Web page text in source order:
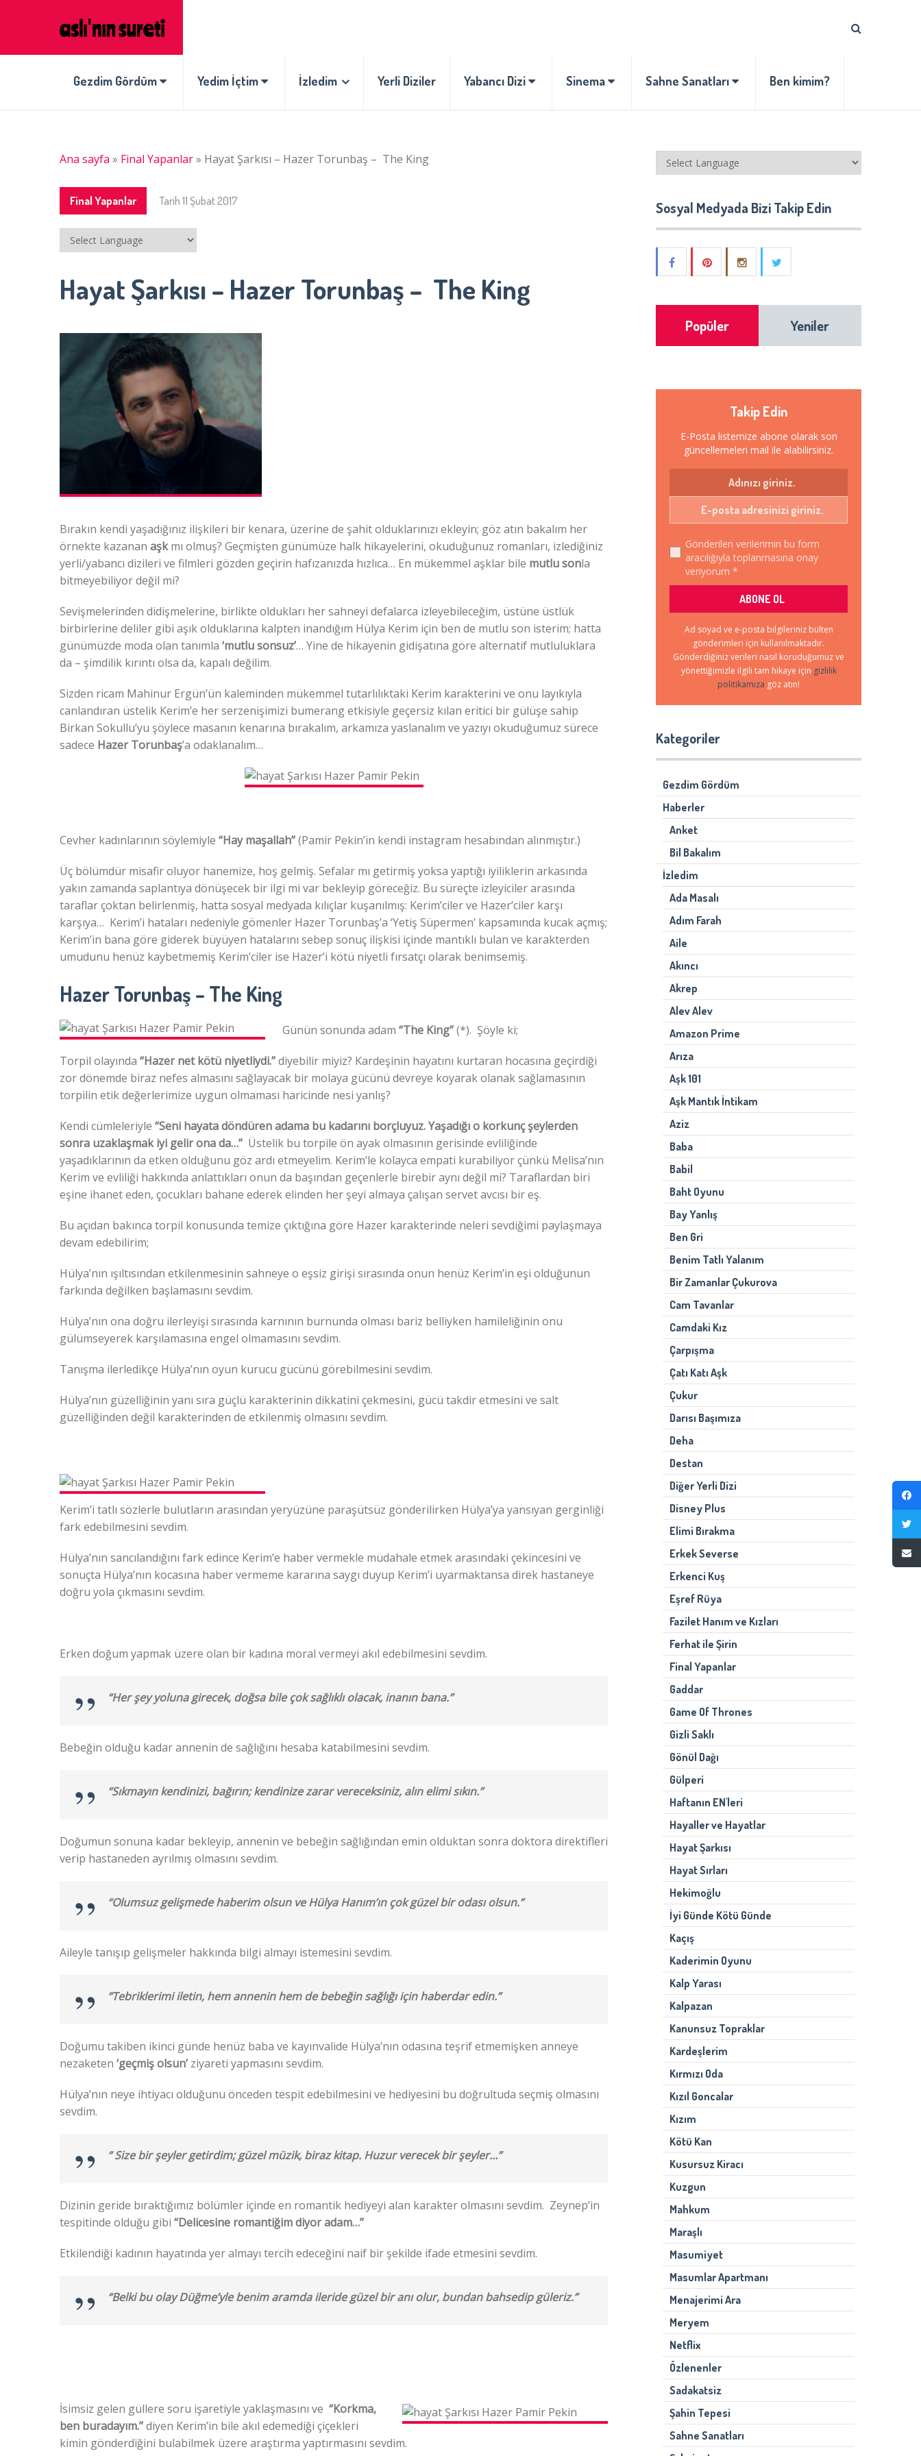
Gezdim Gördüm Yedim İçtim İzledim Yerli Diziler Yabancı Dizi Sinema Sahne Sanatları Ben kimim?
Ana sayfa » Final Yapanlar» Hayat Şarkısı – Hazer Torunbaş – The King
Final Yapanlar Tarih 11 Şubat 2017
Hayat Şarkısı – Hazer Torunbaş – The King
Bırakın kendi yaşadığınız ilişkileri bir kenara, üzerine de şahit olduklarınızı ekleyin; göz atın bakalım her
örnekte kazanan aşkmı olmuş? Geçmişten günümüze halk hikayelerini, okuduğunuz romanları, izlediğiniz
yerli/yabancı dizileri ve filmleri gözden geçirin hafızanızda hızlıca… En mükemmel aşklar bile mutlu sonla
bitmeyebiliyor değil mi?
Sevişmelerinden didişmelerine, birlikte oldukları her sahneyi defalarca izleyebileceğim, üstüne üstlük
birbirlerine deliler gibi aşık olduklarına kalpten inandığım Hülya Kerim için ben de mutlu son isterim; hatta
günümüzde moda olan tanımla ‘mutlu sonsuz’… Yine de hikayenin gidişatına göre alternatif mutluluklara
da – şimdilik kırıntı olsa da, kapalı değilim.
Sizden ricam Mahinur Ergün’ün kaleminden mükemmel tutarlılıktaki Kerim karakterini ve onu layıkıyla
canlandıran üstelik Kerim’e her serzenişimizi bumerang etkisiyle geçersiz kılan eritici bir gülüşe sahip
Birkan Sokullu’yu şöylece masanın kenarına bırakalım, arkamıza yaslanalım ve yazıyı okuduğumuz sürece
sadece Hazer Torunbaş’a odaklanalım…
Cevher kadınlarının söylemiyle “Hay maşallah”(Pamir Pekin’in kendi instagram hesabından alınmıştır.)
Üç bölümdür misafir oluyor hanemize, hoş gelmiş. Sefalar mı getirmiş yoksa yaptığı iyiliklerin arkasında
yakın zamanda saplantıya dönüşecek bir ilgi mi var bekleyip göreceğiz. Bu süreçte izleyiciler arasında
taraflar çoktan belirlenmiş, hatta sosyal medyada kılıçlar kuşanılmış: Kerim’ciler ve Hazer’ciler karşı
karşıya… Kerim’i hataları nedeniyle gömenler Hazer Torunbaş’a ‘Yetiş Süpermen’ kapsamında kucak açmış;
Kerim’in bana göre giderek büyüyen hatalarını sebep sonuç ilişkisi içinde mantıklı bulan ve karakterden
umudunu henüz kaybetmemiş Kerim’ciler ise Hazer’i kötü niyetli fırsatçı olarak benimsemiş.
Hazer Torunbaş – The King
Günün sonunda adam“The King”(*). Şöyle ki;
Torpil olayında “Hazer net kötü niyetliydi.”diyebilir miyiz? Kardeşinin hayatını kurtaran hocasına geçirdiği
zor dönemde biraz nefes almasını sağlayacak bir molaya gücünü devreye koyarak olanak sağlamasının
torpilin etik değerlerimize uygun olmaması haricinde nesi yanlış?
Kendi cümleleriyle “Seni hayata döndüren adama bu kadarını borçluyuz. Yaşadığı o korkunç şeylerden
sonra uzaklaşmak iyi gelir ona da…” Üstelik bu torpile ön ayak olmasının gerisinde evliliğinde
yaşadıklarının da etken olduğunu göz ardı etmeyelim. Kerim’le kolayca empati kurabiliyor çünkü Melisa’nın
Kerim ve evliliği hakkında anlattıkları onun da başından geçenlerle birebir aynı değil mi? Taraflardan biri
eşine ihanet eden, çocukları bahane ederek elinden her şeyi almaya çalışan servet avcısı bir eş.
Bu açıdan bakınca torpil konusunda temize çıktığına göre Hazer karakterinde neleri sevdiğimi paylaşmaya
devam edebilirim;
Hülya’nın ışıltısından etkilenmesinin sahneye o eşsiz girişi sırasında onun henüz Kerim’in eşi olduğunun
farkında değilken başlamasını sevdim.
Hülya’nın ona doğru ilerleyişi sırasında karnının burnunda olması bariz belliyken hamileliğinin onu
gülümseyerek karşılamasına engel olmamasını sevdim.
Tanışma ilerledikçe Hülya’nın oyun kurucu gücünü görebilmesini sevdim.
Hülya’nın güzelliğinin yanı sıra güçlü karakterinin dikkatini çekmesini, gücü takdir etmesini ve salt
güzelliğinden değil karakterinden de etkilenmiş olmasını sevdim.
Kerim’i tatlı sözlerle bulutların arasından yeryüzüne paraşütsüz gönderilirken Hülya’ya yansıyan gerginliği
fark edebilmesini sevdim.
Hülya’nın sancılandığını fark edince Kerim’e haber vermekle müdahale etmek arasındaki çekincesini ve
sonuçta Hülya’nın kocasına haber vermeme kararına saygı duyup Kerim’i uyarmaktansa direk hastaneye
doğru yola çıkmasını sevdim.
Erken doğum yapmak üzere olan bir kadına moral vermeyi akıl edebilmesini sevdim.
“Her şey yoluna girecek, doğsa bile çok sağlıklı olacak, inanın bana.”
Bebeğin olduğu kadar annenin de sağlığını hesaba katabilmesini sevdim.
“Sıkmayın kendinizi, bağırın; kendinize zarar vereceksiniz, alın elimi sıkın.”
Doğumun sonuna kadar bekleyip, annenin ve bebeğin sağlığından emin olduktan sonra doktora direktifleri
verip hastaneden ayrılmış olmasını sevdim.
“Olumsuz gelişmede haberim olsun ve Hülya Hanım’ın çok güzel bir odası olsun.”
Aileyle tanışıp gelişmeler hakkında bilgi almayı istemesini sevdim.
“Tebriklerimi iletin, hem annenin hem de bebeğin sağlığı için haberdar edin.”
Doğumu takiben ikinci günde henüz baba ve kayınvalide Hülya’nın odasına teşrif etmemişken anneye
nezaketen ‘geçmiş olsun’ ziyareti yapmasını sevdim.
Hülya’nın neye ihtiyacı olduğunu önceden tespit edebilmesini ve hediyesini bu doğrultuda seçmiş olmasını
sevdim.
“Size bir şeyler getirdim; güzel müzik, biraz kitap. Huzur verecek bir şeyler…”
Dizinin geride bıraktığımız bölümler içinde en romantik hediyeyi alan karakter olmasını sevdim. Zeynep’in
tespitinde olduğu gibi “Delicesine romantiğim diyor adam…”
Etkilendiği kadının hayatında yer almayı tercih edeceğini naif bir şekilde ifade etmesini sevdim.
“Belki bu olay Düğme’yle benim aramda ileride güzel bir anı olur, bundan bahsedip güleriz.”
İsimsiz gelen güllere soru işaretiyle yaklaşmasını ve “Korkma,
ben buradayım.”diyen Kerim’in bile akıl edemediği çiçekleri
kimin gönderdiğini bulabilmek üzere araştırma yaptırmasını sevdim.
Sosyal Medyada Bizi Takip Edin
Popüler Yeniler
Takip Edin
E-Posta listemize abone olarak son
güncellemeleri mail ile alabilirsiniz.
Gönderilen verilerimin bu form
aracılığıyla toplanmasına onay
veriyorum *
Ad soyad ve e-posta bilgileriniz bülten
gönderimleri için kullanılmaktadır.
Gönderdiğiniz verileri nasıl koruduğumuz ve
yönettiğimizle ilgili tam hikaye için gizlilik
politikamıza göz atın!
Kategoriler
Gezdim Gördüm
Haberler
Anket
Bil Bakalım
İzledim
Ada Masalı
Adım Farah
Aile
Akıncı
Akrep
Alev Alev
Amazon Prime
Arıza
Aşk 101
Aşk Mantık İntikam
Aziz
Baba
Babil
Baht Oyunu
Bay Yanlış
Ben Gri
Benim Tatlı Yalanım
Bir Zamanlar Çukurova
Cam Tavanlar
Camdaki Kız
Çarpışma
Çatı Katı Aşk
Çukur
Darısı Başımıza
Deha
Destan
Diğer Yerli Dizi
Disney Plus
Elimi Bırakma
Erkek Severse
Erkenci Kuş
Eşref Rüya
Fazilet Hanım ve Kızları
Ferhat ile Şirin
Final Yapanlar
Gaddar
Game Of Thrones
Gizli Saklı
Gönül Dağı
Gülperi
Haftanın EN'leri
Hayaller ve Hayatlar
Hayat Şarkısı
Hayat Sırları
Hekimoğlu
İyi Günde Kötü Günde
Kaçış
Kaderimin Oyunu
Kalp Yarası
Kalpazan
Kanunsuz Topraklar
Kardeşlerim
Kırmızı Oda
Kızıl Goncalar
Kızım
Kötü Kan
Kusursuz Kiracı
Kuzgun
Mahkum
Maraşlı
Masumiyet
Masumlar Apartmanı
Menajerimi Ara
Meryem
Netflix
Özlenenler
Sadakatsiz
Şahin Tepesi
Sahne Sanatları